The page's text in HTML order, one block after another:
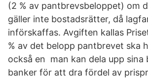
(2 % av pantbrevsbeloppet) om
gäller inte bostadsrätter, då
införskaffas. Avgiften kallas
% av det belopp pantbrevet ska
också en man kan dela upp sina
banker för att dra fördel av